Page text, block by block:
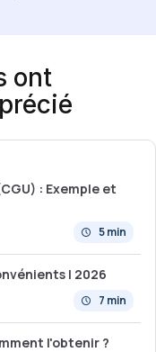
ont
: Exemple et
5 min
| 2026
7 min
l'obtenir ?